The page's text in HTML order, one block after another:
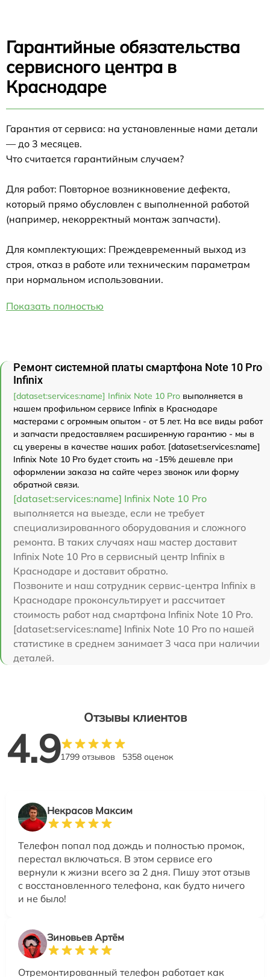
Гарантийные обязательства
сервисного центра в
Краснодаре
Гарантия от сервиса: на установленные нами детали
— до 3 месяцев.
Что считается гарантийным случаем?
Для работ: Повторное возникновение дефекта,
который прямо обусловлен с выполненной работой
(например, некорректный монтаж запчасти).
Для комплектующих: Преждевременный выход из
строя, отказ в работе или техническим параметрам
при нормальном использовании.
Показать полностью
Ремонт системной платы смартфона Note 10 Pro
Infinix
[dataset:services:name] Infinix Note 10 Pro выполняется в
нашем профильном сервисе Infinix в Краснодаре
мастерами с огромным опытом - от 5 лет. На все виды работ
и запчасти предоставляем расширенную гарантию - мы в
сц уверены в качестве наших работ. [dataset:services:name]
Infinix Note 10 Pro будет стоить на -15% дешевле при
оформлении заказа на сайте через звонок или форму
обратной связи.
[dataset:services:name] Infinix Note 10 Pro
выполняется на выезде, если не требует
специализированного оборудования и сложного
ремонта. В таких случаях наш мастер доставит
Infinix Note 10 Pro в сервисный центр Infinix в
Краснодаре и доставит обратно.
Позвоните и наш сотрудник сервис-центра Infinix в
Краснодаре проконсультирует и рассчитает
стоимость работ над смартфона Infinix Note 10 Pro.
[dataset:services:name] Infinix Note 10 Pro по нашей
статистике в среднем занимает 3 часа при наличии
деталей.
Отзывы клиентов
4.91799 отзывов 5358 оценок
Некрасов Максим
Телефон попал под дождь и полностью промок,
перестал включаться. В этом сервисе его
вернули к жизни всего за 2 дня. Пишу этот отзыв
с восстановленного телефона, как будто ничего
и не было!
Зиновьев Артём
Отремонтированный телефон работает как